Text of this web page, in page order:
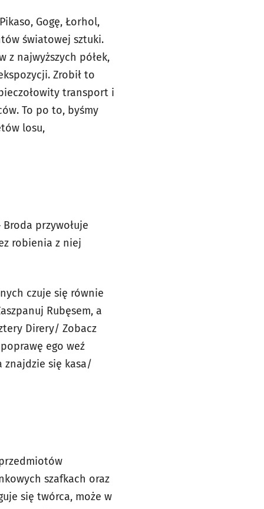
Gogę, Łorhol,
światowej sztuki.
z najwyższych półek,
Zrobił to
transport i
To po to, byśmy
losu,
Broda przywołuje
robienia z niej
czuje się równie
Rubęsem, a
Direry/ Zobacz
ego weź
znajdzie się kasa/
szafkach oraz
się twórca, może w